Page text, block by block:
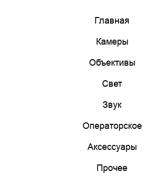
Главная
Камеры
Объективы
Свет
Звук
Операторское
Аксессуары
Прочее